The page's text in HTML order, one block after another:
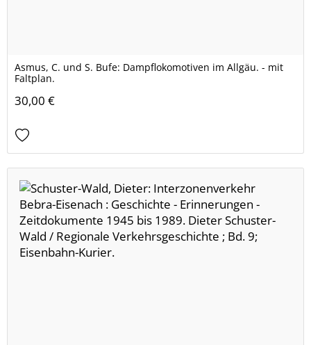
Asmus, C. und S. Bufe: Dampflokomotiven im Allgäu. - mit
Faltplan.
30,00 €